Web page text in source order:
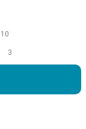
10
3